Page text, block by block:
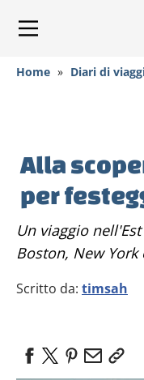
Home » Diari di
Alla
per
Un viaggio nell'Est degli Stati Uniti per visitare
Boston, New
Scritto da: timsah